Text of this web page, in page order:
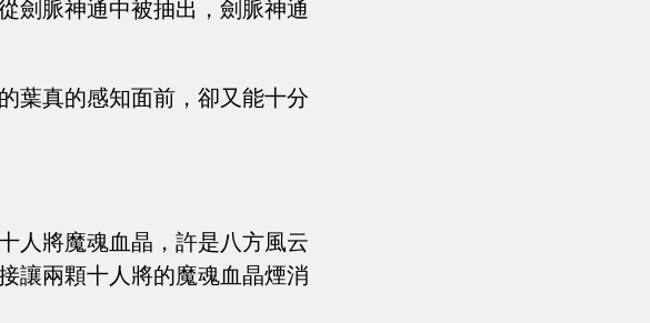
劍脈神通中被抽出，劍脈神通
葉真的感知面前，卻又能十分
人將魔魂血晶，許是八方風云
讓兩顆十人將的魔魂血晶煙消